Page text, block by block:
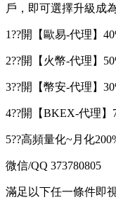
戶，即可選擇升級成
1??開【歐易-代理】
2??開【火幣-代理】
3??開【幣安-代理】
4??開【BKEX-代理】
5??高頻量化~月化
微信/QQ 373780805
滿足以下任一條件即